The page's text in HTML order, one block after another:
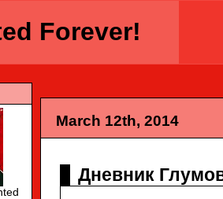
Forever!
March 12th, 2014
Дневник